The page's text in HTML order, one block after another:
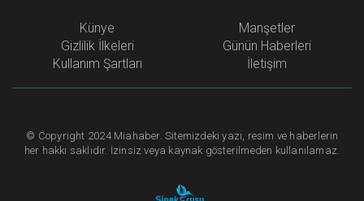
Künye
Gizlilik İlkeleri
Kullanım Şartları
Manşetler
Günün Haberleri
İletişim
© Copyright 2024 Miahaber. Sitemizdeki yazı, resim ve haberlerin
her hakkı saklıdır. İzinsiz veya kaynak gösterilmeden kullanılamaz.